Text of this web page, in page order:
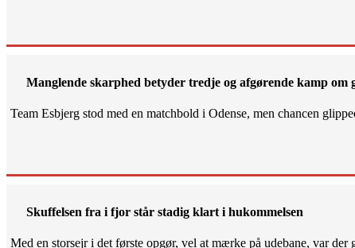
Manglende skarphed betyder tredje og afgørende kamp om
Team Esbjerg stod med en matchbold i Odense, men chancen
Skuffelsen fra i fjor står stadig klart i hukommelsen
Med en storsejr i det første opgør, vel at mærke på udebane, var